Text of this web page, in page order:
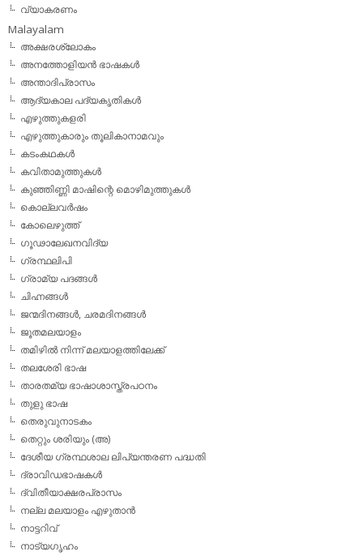
വ്യാകരണം
Malayalam
അക്ഷരശ്ലോകം
അനത്തോളിയന്‍ ഭാഷകള്‍
അന്താദിപ്രാസം
ആദ്യകാല പദ്യകൃതികള്‍
എഴുത്തുകളരി
എഴുത്തുകാരും തൂലികാനാമവും
കടംകഥകള്‍
കവിതാമുത്തുകള്‍
കുഞ്ഞിണ്ണി മാഷിന്റെ മൊഴിമുത്തുകള്‍
കൊല്ലവര്‍ഷം
കോലെഴുത്ത്
ഗൂഢാലേഖനവിദ്യ
ഗ്രന്ഥലിപി
ഗ്രാമ്യ പദങ്ങള്‍
ചിഹ്നങ്ങള്‍
ജന്മദിനങ്ങള്‍, ചരമദിനങ്ങള്‍
ജൂതമലയാളം
തമിഴില്‍ നിന്ന് മലയാളത്തിലേക്ക്
തലശേരി ഭാഷ
താരതമ്യ ഭാഷാശാസ്ത്രപഠനം
തുളു ഭാഷ
തെരുവുനാടകം
തെറ്റും ശരിയും (അ)
ദേശീയ ഗ്രന്ഥശാല ലിപ്യന്തരണ പദ്ധതി
ദ്രാവിഡഭാഷകള്‍
ദ്വിതീയാക്ഷരപ്രാസം
നല്ല മലയാളം എഴുതാന്‍
നാട്ടറിവ്
നാട്യഗൃഹം